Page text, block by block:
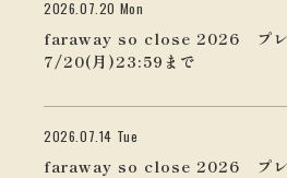
2026.07.20 Mon
faraway so close 2026 プレ
7/20(月)23:59まで
2026.07.14 Tue
faraway so close 2026 プレ